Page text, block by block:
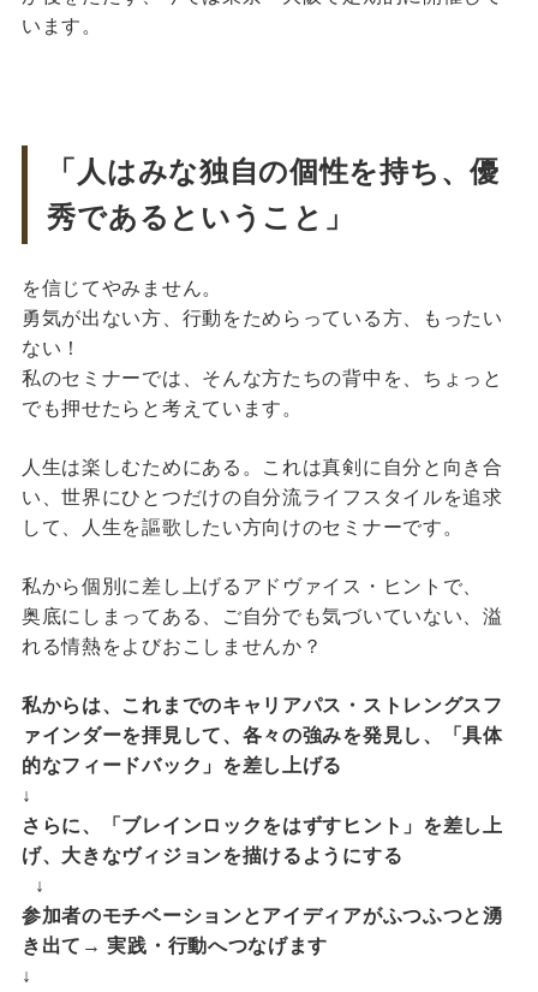
います。
「人はみな独自の個性を持ち、優
秀であるということ」
を信じてやみません。
勇気が出ない方、行動をためらっている方、もったい
ない！
私のセミナーでは、そんな方たちの背中を、ちょっと
でも押せたらと考えています。
人生は楽しむためにある。これは真剣に自分と向き合
い、世界にひとつだけの自分流ライフスタイルを追求
して、人生を謳歌したい方向けのセミナーです。
私から個別に差し上げるアドヴァイス・ヒントで、
奥底にしまってある、ご自分でも気づいていない、溢
れる情熱をよびおこしませんか？
私からは、これまでのキャリアパス・ストレングスフ
ァインダーを拝見して、各々の強みを発見し、「具体
的なフィードバック」を差し上げる
↓
さらに、「ブレインロックをはずすヒント」を差し上
げ、大きなヴィジョンを描けるようにする
↓
参加者のモチベーションとアイディアがふつふつと湧
き出て→ 実践・行動へつなげます
↓